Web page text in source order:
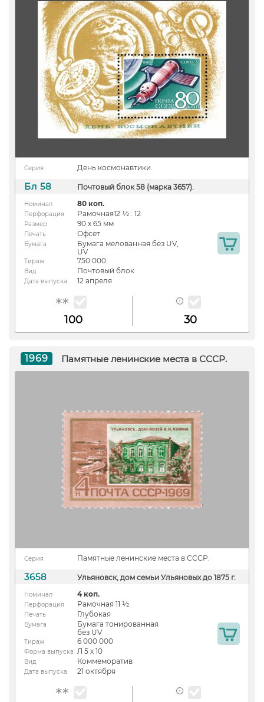
Серия День космонавтики.
Бл 58 Почтовый блок 58 (марка 3657).
Номинал 80 коп.
Перфорация Рамочная12 ½ : 12
Размер 90 х 65 мм
Печать Офсет
Бумага
Бумага мелованная без UV,
UV
Тираж 750 000
Вид Почтовый блок
Дата выпуска 12 апреля
100 30
1969 Памятные ленинские места в СССР.
Серия Памятные ленинские места в СССР.
3658 Ульяновск, дом семьи Ульяновых до 1875 г.
Номинал 4 коп.
Перфорация Рамочная 11 ½
Печать Глубокая
Бумага
Бумага тонированная
без UV
Тираж 6 000 000
Форма выпуска Л 5 х 10
Вид Коммеморатив
Дата выпуска 21 октября